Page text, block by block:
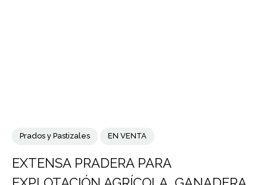
Prados y Pastizales EN VENTA